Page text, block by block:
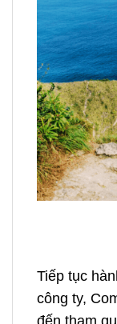
Tiếp tục
công ty,